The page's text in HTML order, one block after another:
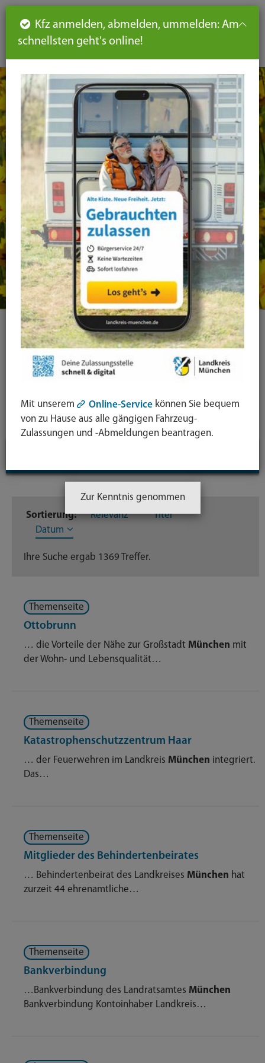
DE
Ihre Suche
Taste
Dateien
Nachrichten
Themenseite 496
Sortierung: Relevanz
Titel
Datum
Ihre Suche ergab 1369 Treffer.
Themenseite
Ottobrunn
… die Vorteile der Nähe zur Großstadt München mit
der Wohn- und Lebensqualität…
Themenseite
Katastrophenschutzzentrum Haar
… der Feuerwehren im Landkreis München integriert.
Das…
Themenseite
Mitglieder des Behindertenbeirates
… Behindertenbeirat des Landkreises München hat
zurzeit 44 ehrenamtliche…
Themenseite
Bankverbindung
…Bankverbindung des Landratsamtes München
Bankverbindung Kontoinhaber Landkreis…
Seiteninhalt
Hauptnavigation
Seitennavigation
leichte
Sprache
Kfz anmelden, abmelden, ummelden: Am
schnellsten geht's online!
Mit unserem Online-Service können Sie bequem
von zu Hause aus alle gängigen Fahrzeug-
Zulassungen und -Abmeldungen beantragen.
Zur Kenntnis genommen